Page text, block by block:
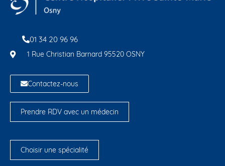
01 34 20 96 96
1 Rue Christian Barnard 95520 OSNY
Contactez-nous
Prendre RDV avec un médecin
Choisir une spécialité